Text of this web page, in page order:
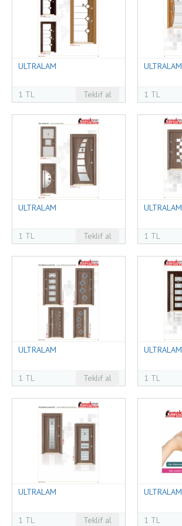
ULTRALAM
1 TL Teklif al
ULTRALAM
1 TL
ULTRALAM
1 TL Teklif al
ULTRALAM
1 TL
ULTRALAM
1 TL Teklif al
ULTRALAM
1 TL
ULTRALAM
1 TL Teklif al
ULTRALAM
1 TL